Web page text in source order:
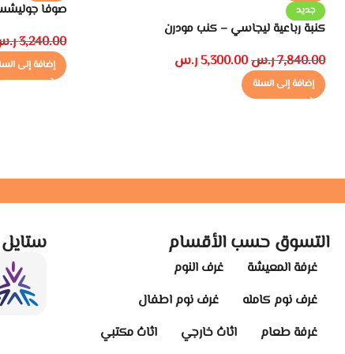
جديد
كنبة رباعية ليجاسي – كنب مودرن
7,840.00ر.س5,300.00ر.س
إضافة إلى السلة
صوفا
3,240.00
إضافة إلى
التسوق حسب الأقسام
غرفة المعيشة
غرف النوم
غرف نوم كامله
غرف نوم اطفال
غرفة طعام
اثاث خارجي اثاث مكتبي